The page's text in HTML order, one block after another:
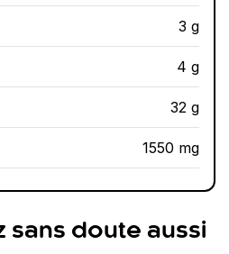
3 g
4 g
32 g
1550 mg
sans doute aussi